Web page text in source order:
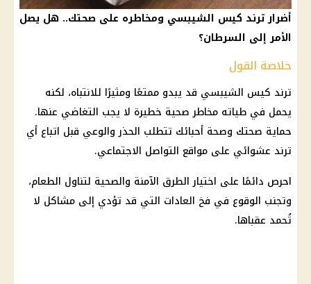
أضرار ترند كيس الشيبسي ومخاطره على صحتك.. هل يصل
الأمر إلى السرطان؟
خلاصة القول
ترند كيس الشيبسي قد يبدو ممتعًا ومثيرًا للانتباه، لكنه
يحمل في طياته مخاطر صحية خطيرة لا يجب التغاضي عنها.
حماية صحتك وصحة أحبائك تتطلب الحذر والوعي قبل اتباع أي
ترند عشوائي على مواقع التواصل الاجتماعي.
احرص دائمًا على اختيار الطرق الآمنة والصحية لتناول الطعام،
وتجنب الوقوع في فخ العادات التي قد تؤدي إلى مشاكل لا
تُحمد عقباها.